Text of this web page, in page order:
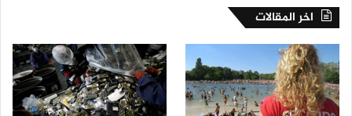
اخر المقالات